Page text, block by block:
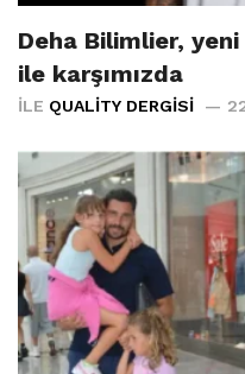
Deha Bilimlier,
ile karşımızda
İLE QUALITY DERGISI